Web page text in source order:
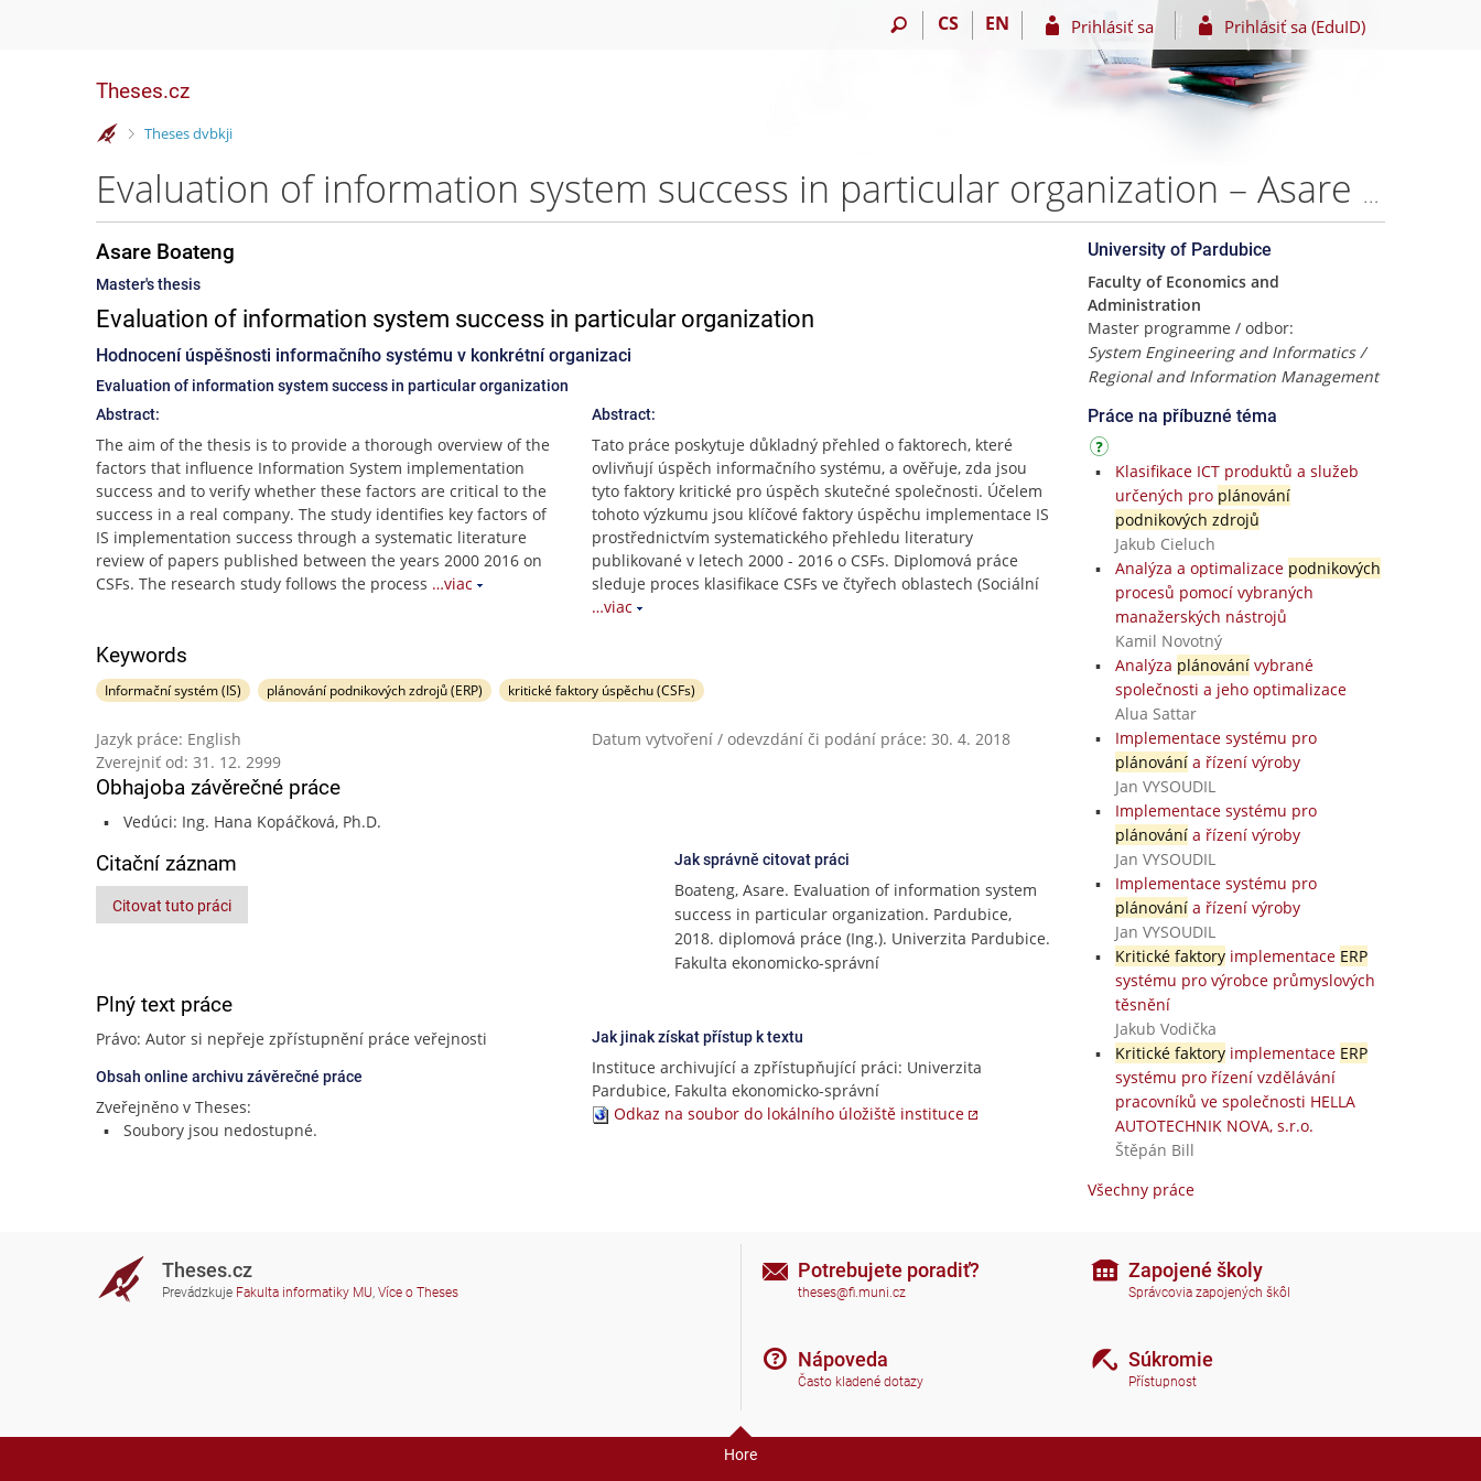
CS EN Prihlásiť sa Prihlásiť sa (EduID)
Theses.cz
>
Theses dvbkji
Evaluation of information system success in particular organization – Asare Boateng
Asare Boateng
Master's thesis
Evaluation of information system success in particular organization
Hodnocení úspěšnosti informačního systému v konkrétní organizaci
Evaluation of information system success in particular organization
Abstract:
The aim of the thesis is to provide a thorough overview of the
factors that influence Information System implementation
success and to verify whether these factors are critical to the
success in a real company. The study identifies key factors of
IS implementation success through a systematic literature
review of papers published between the years 2000 2016 on
CSFs. The research study follows the process …viac
Abstract:
Tato práce poskytuje důkladný přehled o faktorech, které
ovlivňují úspěch informačního systému, a ověřuje, zda jsou
tyto faktory kritické pro úspěch skutečné společnosti. Účelem
tohoto výzkumu jsou klíčové faktory úspěchu implementace IS
prostřednictvím systematického přehledu literatury
publikované v letech 2000 - 2016 o CSFs. Diplomová práce
sleduje proces klasifikace CSFs ve čtyřech oblastech (Sociální
…viac
Keywords
Informační systém (IS) plánování podnikových zdrojů (ERP) kritické faktory úspěchu (CSFs)
Jazyk práce: English
Datum vytvoření / odevzdání či podání práce: 30. 4. 2018
Zverejniť od: 31. 12. 2999
Obhajoba závěrečné práce
Vedúci: Ing. Hana Kopáčková, Ph.D.
Citační záznam
Citovat tuto práci
Jak správně citovat práci
Boateng, Asare. Evaluation of information system
success in particular organization. Pardubice,
2018. diplomová práce (Ing.). Univerzita Pardubice.
Fakulta ekonomicko-správní
Plný text práce
Právo: Autor si nepřeje zpřístupnění práce veřejnosti
Obsah online archivu závěrečné práce
Zveřejněno v Theses:
Soubory jsou nedostupné.
Jak jinak získat přístup k textu
Instituce archivující a zpřístupňující práci: Univerzita
Pardubice, Fakulta ekonomicko-správní
Odkaz na soubor do lokálního úložiště instituce
University of Pardubice
Faculty of Economics and
Administration
Master programme / odbor:
System Engineering and Informatics /
Regional and Information Management
Práce na příbuzné téma
Klasifikace ICT produktů a služeb
určených pro plánování
podnikových zdrojů
Jakub Cieluch
Analýza a optimalizace podnikových
procesů pomocí vybraných
manažerských nástrojů
Kamil Novotný
Analýza plánovánívybrané
společnosti a jeho optimalizace
Alua Sattar
Implementace systému pro
plánovánía řízení výroby
Jan VYSOUDIL
Implementace systému pro
plánovánía řízení výroby
Jan VYSOUDIL
Implementace systému pro
plánovánía řízení výroby
Jan VYSOUDIL
Kritické faktoryimplementace ERP
systému pro výrobce průmyslových
těsnění
Jakub Vodička
Kritické faktoryimplementace ERP
systému pro řízení vzdělávání
pracovníků ve společnosti HELLA
AUTOTECHNIK NOVA, s.r.o.
Štěpán Bill
Všechny práce
Theses.cz
Prevádzkuje Fakulta informatiky MU, Více o Theses
Potrebujete poradiť?
theses@fi.muni.cz
Nápoveda
Často kladené dotazy
Zapojené školy
Správcovia zapojených škôl
Súkromie
Přístupnost
Hore